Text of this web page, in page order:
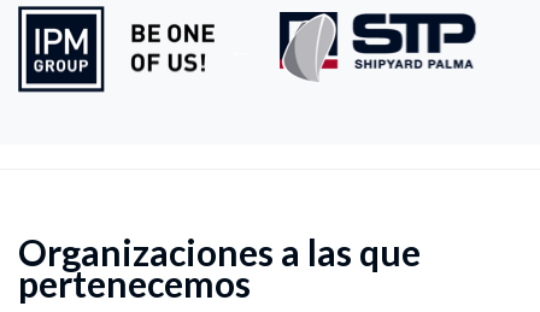
Organizaciones a las que
pertenecemos